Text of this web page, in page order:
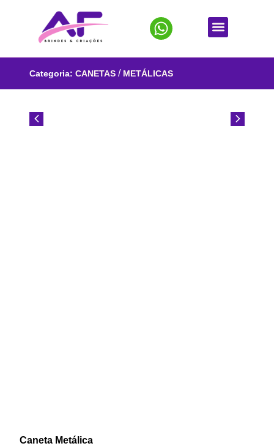
Categoria: CANETAS / METÁLICAS
Caneta Metálica